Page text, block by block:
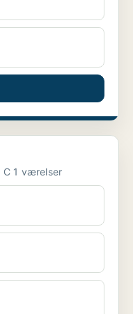
Andelsbolig til salg i 8000 Århus C 1 værelser